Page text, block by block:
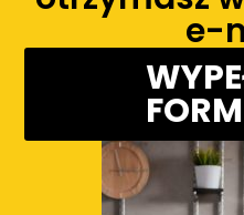
e-